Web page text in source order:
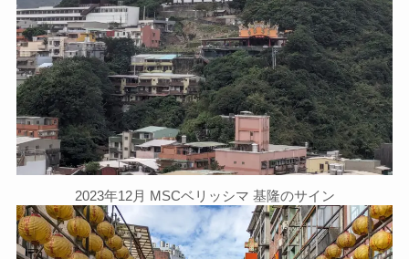
2023年12月 MSCベリッシマ 基隆のサイン